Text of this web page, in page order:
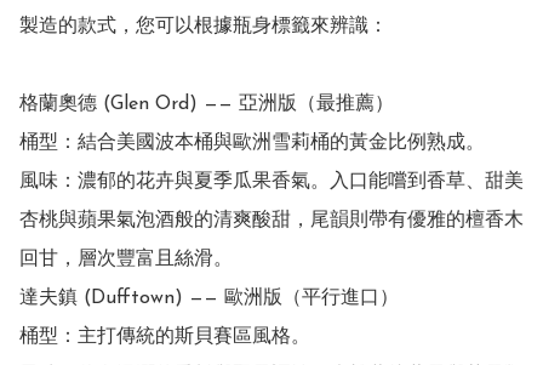
製造的款式，您可以根據瓶身標籤來辨識：
格蘭奧德 (Glen Ord) —— 亞洲版（最推薦）
桶型：結合美國波本桶與歐洲雪莉桶的黃金比例熟成。
風味：濃郁的花卉與夏季瓜果香氣。入口能嚐到香草、甜美
杏桃與蘋果氣泡酒般的清爽酸甜，尾韻則帶有優雅的檀香木
回甘，層次豐富且絲滑。
達夫鎮 (Dufftown) —— 歐洲版（平行進口）
桶型：主打傳統的斯貝賽區風格。